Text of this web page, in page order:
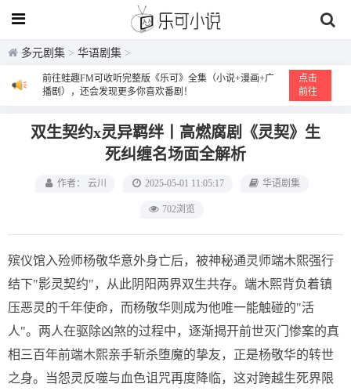
多元剧集 > 华语剧集 >
前往蛙趣FM可收听完整版《乐可》全集（小说+漫画+广
播剧），还会发现更多你喜欢番剧！
点击
前往
双生契约x灵异羁绊丨高燃腐剧《灵契》生
死纠缠名场面全解析
作者： 云川 2025-05-01 11:05:17 华语剧集
702浏览
殡仪馆入殓师杨敬华意外身亡后，被神秘通灵师端木熙强行
结下"影灵契约"，从此阴阳两界双生共存。端木熙背负着镇
压恶灵的千年使命，而杨敬华则成为他唯一能触碰的"活
人"。两人在驱除凶煞的过程中，逐渐揭开前世灭门惨案的真
相三百年前端木熙亲手斩杀堕魔的挚友，正是杨敬华的转世
之身。当怨灵反噬与血色诅咒再度降临，这对跨越生死界限